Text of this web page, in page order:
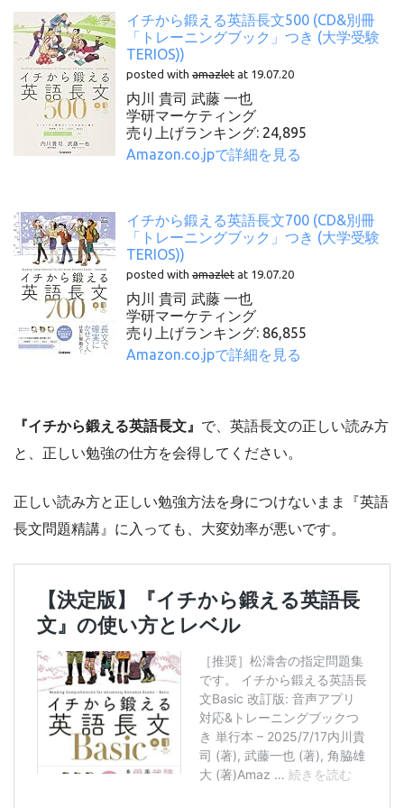
イチから鍛える英語長文500 (CD&別冊
「トレーニングブック」つき (大学受験
TERIOS))
posted with amazlet at 19.07.20
内川 貴司 武藤 一也
学研マーケティング
売り上げランキング: 24,895
Amazon.co.jpで詳細を見る
イチから鍛える英語長文700 (CD&別冊
「トレーニングブック」つき (大学受験
TERIOS))
posted with amazlet at 19.07.20
内川 貴司 武藤 一也
学研マーケティング
売り上げランキング: 86,855
Amazon.co.jpで詳細を見る
『イチから鍛える英語長文』 で、英語長文の正しい読み方
と、正しい勉強の仕方を会得してください。
正しい読み方と正しい勉強方法を身につけないまま『英語
長文問題精講』に入っても、大変効率が悪いです。